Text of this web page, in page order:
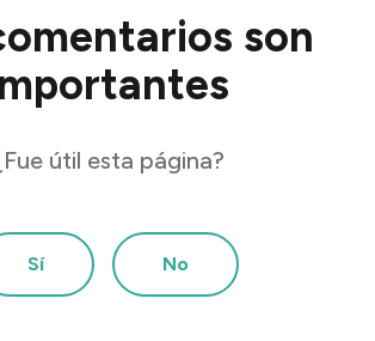
son
útil esta página?
Sí No